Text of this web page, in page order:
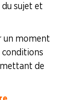
sujet et
un moment
conditions
de